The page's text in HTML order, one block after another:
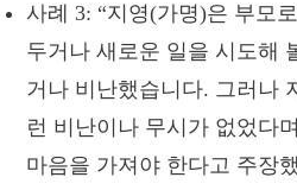
사례 3: “지영(가명)은 부모
두거나 새로운 일을 시도해
거나 비난했습니다. 그러나
런 비난이나 무시가 없었다
마음을 가져야 한다고 주장